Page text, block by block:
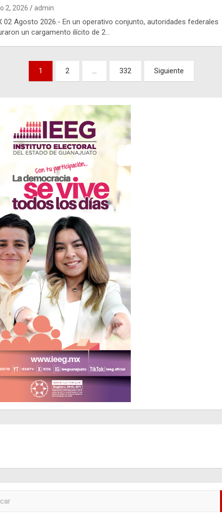
2, 2026 admin
02 Agosto 2026.- En un operativo conjunto, autoridades federales
un cargamento ilícito de 2…
1 2 … 332 Siguiente